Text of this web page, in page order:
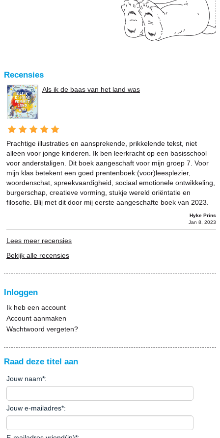
Recensies
Als ik de baas van het land was
Prachtige illustraties en aansprekende, prikkelende tekst, niet
alleen voor jonge kinderen. Ik ben leerkracht op een basisschool
voor anderstaligen. Dit boek aangeschaft voor mijn groep 7. Voor
mijn klas betekent een goed prentenboek:(voor)leesplezier,
woordenschat, spreekvaardigheid, sociaal emotionele ontwikkeling,
burgerschap, creatieve vorming, stukje wereld oriëntatie en
filosofie. Blij met dit door mij eerste aangeschafte boek van 2023.
Hyke Prins
Jan 8, 2023
Lees meer recensies
Bekijk alle recensies
Inloggen
Ik heb een account
Account aanmaken
Wachtwoord vergeten?
Raad deze titel aan
Jouw naam*:
Jouw e-mailadres*: